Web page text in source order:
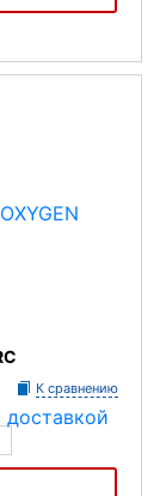
К сравнению